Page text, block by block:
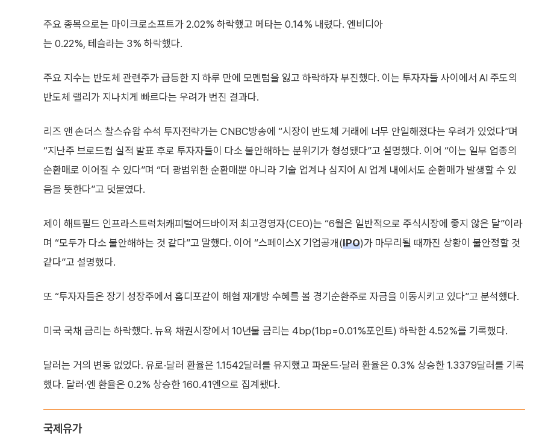
주요 종목으로는 마이크로소프트가 2.02% 하락했고 메타는 0.14% 내렸다. 엔비디아
는 0.22%, 테슬라는 3% 하락했다.
주요 지수는 반도체 관련주가 급등한 지 하루 만에 모멘텀을 잃고 하락하자 부진했다. 이는 투자자들 사이에서 AI 주도의
반도체 랠리가 지나치게 빠르다는 우려가 번진 결과다.
리즈 앤 손더스 찰스슈왑 수석 투자전략가는 CNBC방송에 “시장이 반도체 거래에 너무 안일해졌다는 우려가 있었다”며
“지난주 브로드컴 실적 발표 후로 투자자들이 다소 불안해하는 분위기가 형성됐다”고 설명했다. 이어 “이는 일부 업종의
순환매로 이어질 수 있다”며 “더 광범위한 순환매뿐 아니라 기술 업계나 심지어 AI 업계 내에서도 순환매가 발생할 수 있
음을 뜻한다”고 덧붙였다.
제이 해트필드 인프라스트럭처캐피털어드바이저 최고경영자(CEO)는 “6월은 일반적으로 주식시장에 좋지 않은 달”이라
며 “모두가 다소 불안해하는 것 같다”고 말했다. 이어 “스페이스X 기업공개(IPO)가 마무리될 때까진 상황이 불안정할 것
같다”고 설명했다.
또 “투자자들은 장기 성장주에서 홈디포같이 해협 재개방 수혜를 볼 경기순환주로 자금을 이동시키고 있다”고 분석했다.
미국 국채 금리는 하락했다. 뉴욕 채권시장에서 10년물 금리는 4bp(1bp=0.01%포인트) 하락한 4.52%를 기록했다.
달러는 거의 변동 없었다. 유로·달러 환율은 1.1542달러를 유지했고 파운드·달러 환율은 0.3% 상승한 1.3379달러를 기록
했다. 달러·엔 환율은 0.2% 상승한 160.41엔으로 집계됐다.
국제유가